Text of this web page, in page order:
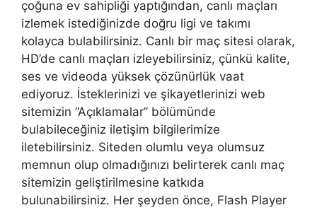
çoğuna ev sahipliği yaptığından, canlı maçları
izlemek istediğinizde doğru ligi ve takımı
kolayca bulabilirsiniz. Canlı bir maç sitesi olarak,
HD’de canlı maçları izleyebilirsiniz, çünkü kalite,
ses ve videoda yüksek çözünürlük vaat
ediyoruz. İsteklerinizi ve şikayetlerinizi web
sitemizin “Açıklamalar” bölümünde
bulabileceğiniz iletişim bilgilerimize
iletebilirsiniz. Siteden olumlu veya olumsuz
memnun olup olmadığınızı belirterek canlı maç
sitemizin geliştirilmesine katkıda
bulunabilirsiniz. Her şeyden önce, Flash Player